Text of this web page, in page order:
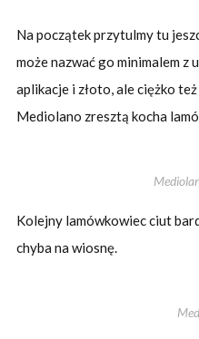
Na początek przytulmy tu
może nazwać go minimalem z
aplikacje i złoto, ale ciężko
Mediolano zresztą kocha
Kolejny lamówkowiec ciut
chyba na wiosnę.